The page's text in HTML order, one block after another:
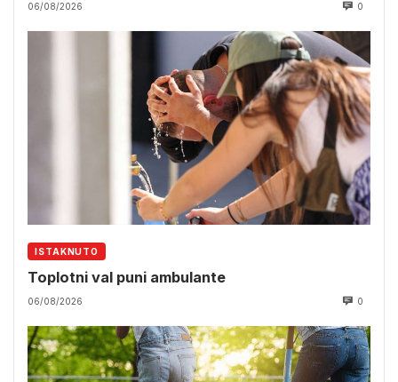
06/08/2026 0
ISTAKNUTO
Toplotni val puni ambulante
06/08/2026 0